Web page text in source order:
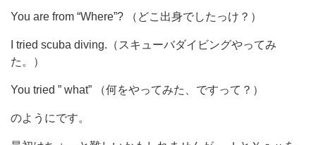
You are from “Where”? （どこ出身でしたっけ？）
I tried scuba diving.（スキューバダイビングやってみ
た。）
You tried ” what” （何をやってみた、ですって？）
のようにです。